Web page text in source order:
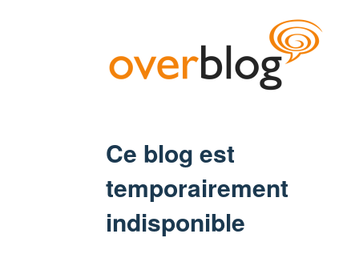
Ce blog est
temporairement
indisponible